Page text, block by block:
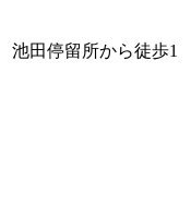
田停留所から徒歩1